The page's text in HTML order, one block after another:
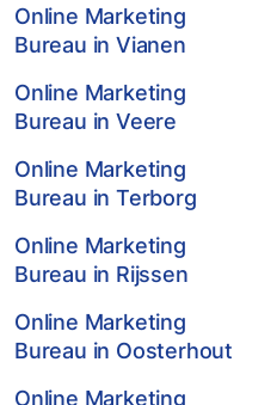
Online Marketing
Bureau in Vianen
Online Marketing
Bureau in Veere
Online Marketing
Bureau in Terborg
Online Marketing
Bureau in Rijssen
Online Marketing
Bureau in Oosterhout
Online Marketing